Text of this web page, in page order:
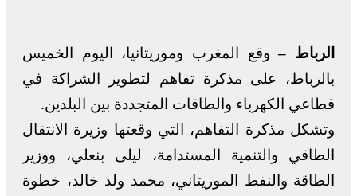
الرباط –وقع المغرب وموريتانيا، اليوم الخميس
بالرباط، على مذكرة تفاهم لتطوير الشراكة في
قطاعي الكهرباء والطاقات المتجددة بين البلدين.
وتشكل مذكرة التفاهم، التي وقعتها وزيرة الانتقال
الطاقي والتنمية المستدامة، ليلى بنعلي، ووزير
الطاقة والنفط الموريتاني، محمد ولد خالد، خطوة